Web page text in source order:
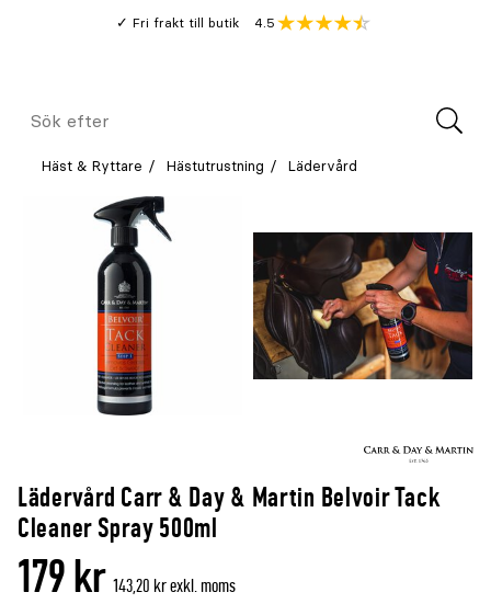
Fri frakt till butik
Genomsnitt
4.5
Meny
Sök
Häst & Ryttare Hästutrustning Lädervård
Lädervård Carr & Day & Martin Belvoir Tack
Cleaner Spray 500ml
179 kr 143,20 kr exkl. moms